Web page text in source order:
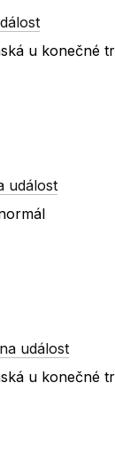
u konečné
událost
událost
u konečné